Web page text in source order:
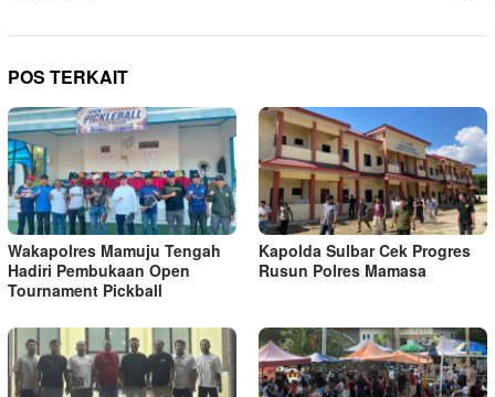
POS TERKAIT
Wakapolres Mamuju Tengah
Hadiri Pembukaan Open
Tournament Pickball
Kapolda Sulbar Cek Progres
Rusun Polres Mamasa